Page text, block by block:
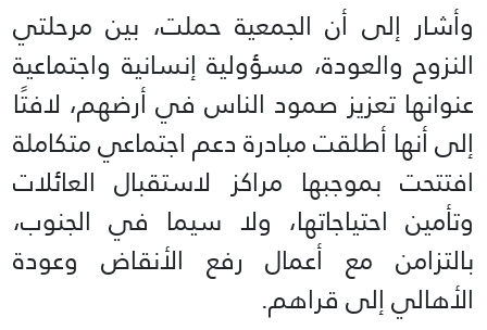
وأشار إلى أن الجمعية حملت، بين مرحلتي
النزوح والعودة، مسؤولية إنسانية واجتماعية
عنوانها تعزيز صمود الناس في أرضهم، لافتًا
إلى أنها أطلقت مبادرة دعم اجتماعي متكاملة
افتتحت بموجبها مراكز لاستقبال العائلات
وتأمين احتياجاتها، ولا سيما في الجنوب،
بالتزامن مع أعمال رفع الأنقاض وعودة
الأهالي إلى قراهم.